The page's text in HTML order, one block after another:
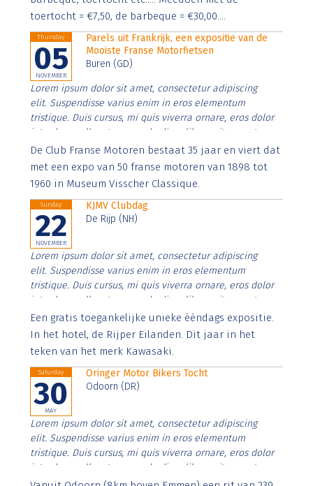
toertocht = €7,50, de barbeque = €30,00....
Thursday
05
NOVEMBER
Parels uit Frankrijk, een expositie van de
Mooiste Franse Motorfietsen
Buren (GD)
Lorem ipsum dolor sit amet, consectetur adipiscing
elit. Suspendisse varius enim in eros elementum
tristique. Duis cursus, mi quis viverra ornare, eros dolor
interdum nulla, ut commodo diam libero vitae erat.
Aenean faucibus nibh et justo cursus id rutrum lorem
imperdiet. Nunc ut sem vitae risus tristique posuere.
De Club Franse Motoren bestaat 35 jaar en viert dat
met een expo van 50 franse motoren van 1898 tot
1960 in Museum Visscher Classique.
Sunday
22
NOVEMBER
KJMV Clubdag
De Rijp (NH)
Lorem ipsum dolor sit amet, consectetur adipiscing
elit. Suspendisse varius enim in eros elementum
tristique. Duis cursus, mi quis viverra ornare, eros dolor
interdum nulla, ut commodo diam libero vitae erat.
Aenean faucibus nibh et justo cursus id rutrum lorem
imperdiet. Nunc ut sem vitae risus tristique posuere.
Een gratis toegankelijke unieke ééndags expositie.
In het hotel, de Rijper Eilanden. Dit jaar in het
teken van het merk Kawasaki.
Saturday
30
MAY
Oringer Motor Bikers Tocht
Odoorn (DR)
Lorem ipsum dolor sit amet, consectetur adipiscing
elit. Suspendisse varius enim in eros elementum
tristique. Duis cursus, mi quis viverra ornare, eros dolor
interdum nulla, ut commodo diam libero vitae erat.
Aenean faucibus nibh et justo cursus id rutrum lorem